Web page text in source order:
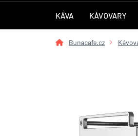
KÁVA KÁVOVARY
Bunacafe.cz